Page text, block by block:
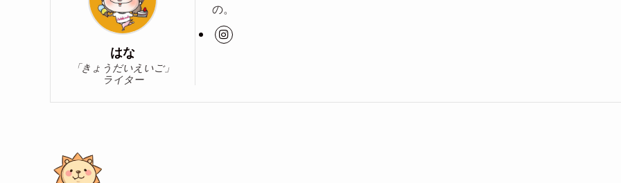
はな
「きょうだいえいご」
ライター
の。